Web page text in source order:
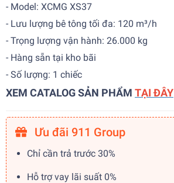
- Model: XCMG XS37
- Lưu lượng bê tông tối đa: 120 m³/h
- Trọng lượng vận hành: 26.000 kg
- Hàng sẵn tại kho bãi
- Số lượng: 1 chiếc
XEM CATALOG SẢN PHẨM TẠI ĐÂY
Ưu đãi 911 Group
Chỉ cần trả trước 30%
Hỗ trợ vay lãi suất 0%